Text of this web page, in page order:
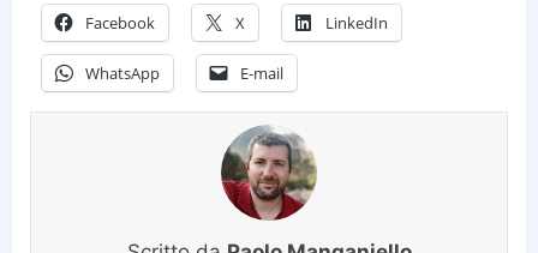
Facebook X LinkedIn
WhatsApp E-mail